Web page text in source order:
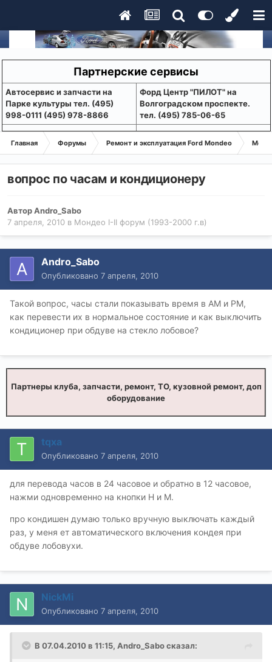
Партнерские сервисы
Aвтосервис и запчасти на
Парке культуры тел. (495)
998-0111 (495) 978-8866
Форд Центр "ПИЛОТ" на
Волгоградском проспекте.
тел. (495) 785-06-65
Главная Форумы Ремонт и эксплуатация Ford Mondeo
вопрос по часам и кондиционеру
АвторAndro_Sabo
7 апреля, 2010 в Мондео I-II форум (1993-2000 г.в)
Andro_Sabo
Опубликовано 7 апреля, 2010
Такой вопрос, часы стали показывать время в AM и PM,
как перевести их в нормальное состояние и как выключить
кондиционер при обдуве на стекло лобовое?
Партнеры клуба, запчасти, ремонт, ТО, кузовной ремонт, доп
оборудование
tqxa
Опубликовано 7 апреля, 2010
для перевода часов в 24 часовое и обратно в 12 часовое,
нажми одновременно на кнопки H и M.
про кондишен думаю только вручную выключать каждый
раз, у меня ет автоматического включения кондея при
обдуве лобовухи.
NickMi
Опубликовано 7 апреля, 2010
В 07.04.2010 в 11:15, Andro_Sabo сказал: